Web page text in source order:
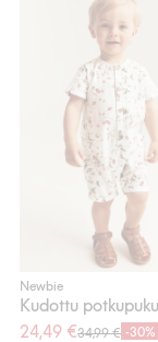
Newbie
24,49 €34,99 € -30%